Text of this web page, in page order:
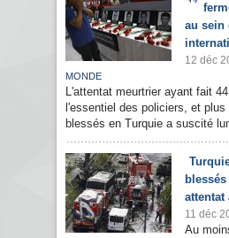
au sein
12 déc
MONDE
L'attentat meurtrier ayant fait
l'essentiel des policiers, et
blessés en Turquie a suscité
attentat
11 déc
Au